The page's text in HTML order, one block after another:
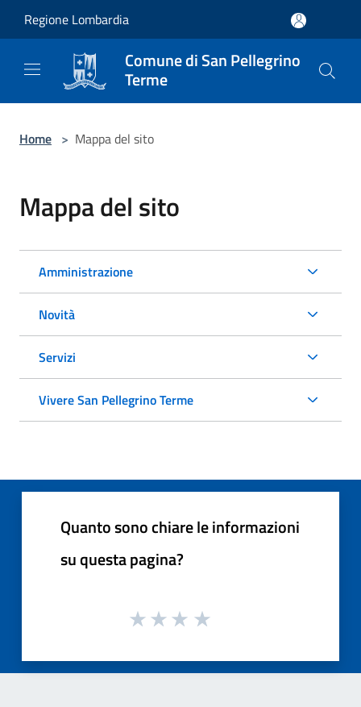
Regione Lombardia
Comune di San Pellegrino
Terme
Home > Mappa del sito
Mappa del sito
Amministrazione
Novità
Servizi
Vivere San Pellegrino Terme
Quanto sono chiare le informazioni
su questa pagina?